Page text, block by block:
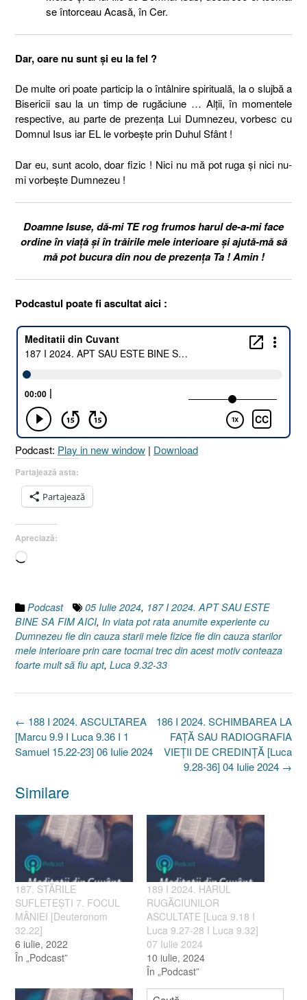
se întorceau Acasă, în Cer.
Dar, oare nu sunt și eu la fel ?
De multe ori poate particip la o întâlnire spirituală, la o slujbă a
Bisericii sau la un timp de rugăciune … Alții, în momentele
respective, au parte de prezența Lui Dumnezeu, vorbesc cu
Domnul Isus iar EL le vorbește prin Duhul Sfânt !
Dar eu, sunt acolo, doar fizic ! Nici nu mă pot ruga și nici nu-
mi vorbește Dumnezeu !
Doamne Isuse, dă-mi TE rog frumos harul de-a-mi face
ordine în viață și în trăirile mele interioare și ajută-mă să
mă pot bucura din nou de prezența Ta ! Amin !
Podcastul poate fi ascultat aici :
Podcast: Play in new window | Download
Partajează asta:
Partajează
Apreciază:
Încarc...
Podcast 05 Iulie 2024, 187 I 2024. APT SAU ESTE
BINE SA FIM AICI, In viata pot rata anumite experiente cu
Dumnezeu fie din cauza starii mele fizice fie din cauza starilor
mele interioare prin care tocmai trec din acest motiv conteaza
foarte mult să fiu apt, Luca 9.32-33
Post
navigation
186 I 2024. SCHIMBAREA LA
FAȚĂ SAU RADIOGRAFIA
VIEȚII DE CREDINȚĂ [Luca
9.28-36] 04 Iulie 2024 →
← 188 I 2024. ASCULTAREA
[Marcu 9.9 I Luca 9.36 I 1
Samuel 15.22-23] 06 Iulie 2024
Similare
187. STĂRILE
SUFLETEȘTI 7. FOCUL
MÂNIEI [Deuteronom
32.22]
6 iulie, 2022
În „Podcast”
189 I 2024. HARUL
RUGĂCIUNILOR
ASCULTATE [Luca 9.18 I
Luca 9.27-28 I Luca 9.32]
07 Iulie 2024
10 iulie, 2024
În „Podcast”